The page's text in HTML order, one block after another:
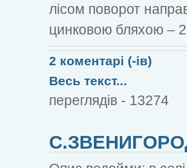
лісом поворот
цинковою бляхою –
2 коментарі (-ів)
Весь текст...
переглядів - 13274